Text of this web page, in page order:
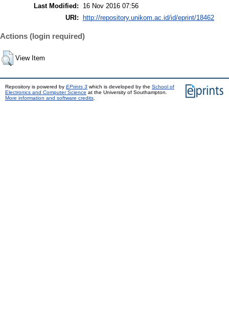
Last Modified:
16 Nov 2016 07:56
URI:
http://repository.unikom.ac.id/id/eprint/18462
Actions (login required)
View Item
Repository is powered by EPrints 3 which is developed by the School of
Electronics and Computer Science at the University of Southampton.
More information and software credits